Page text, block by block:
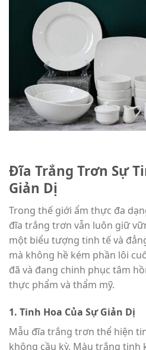
Đĩa Trắng Trơn Sự
Giản Dị
Trong thế giới ẩm thực đa
đĩa trắng trơn vẫn luôn giữ
một biểu tượng tinh tế và
mà không hề kém phần lôi
đã và đang chinh phục tâm
thực phẩm và thẩm mỹ.
1. Tinh Hoa Của Sự Giản Dị
Mẫu đĩa trắng trơn thể hiện
không cầu kỳ. Màu trắng tinh